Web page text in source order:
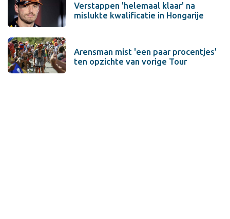
Verstappen 'helemaal klaar' na
mislukte kwalificatie in Hongarije
Arensman mist 'een paar procentjes'
ten opzichte van vorige Tour